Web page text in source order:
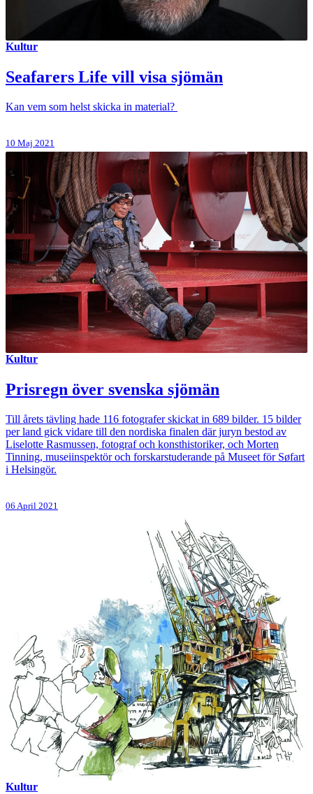
Kultur
Seafarers Life vill visa sjömän
Kan vem som helst skicka in material?
10 Maj 2021
Kultur
Prisregn över svenska sjömän
Till årets tävling hade 116 fotografer skickat in 689 bilder. 15 bilder
per land gick vidare till den nordiska finalen där juryn bestod av
Liselotte Rasmussen, fotograf och konsthistoriker, och Morten
Tinning, museiinspektör och forskarstuderande på Museet för Søfart
i Helsingör.
06 April 2021
Kultur